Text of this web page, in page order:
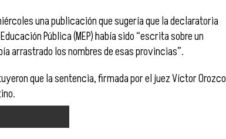
una publicación que sugería que la declaratoria
Pública (MEP) había sido “escrita sobre un
arrastrado los nombres de esas provincias”.
que la sentencia, firmada por el juez Víctor Orozco